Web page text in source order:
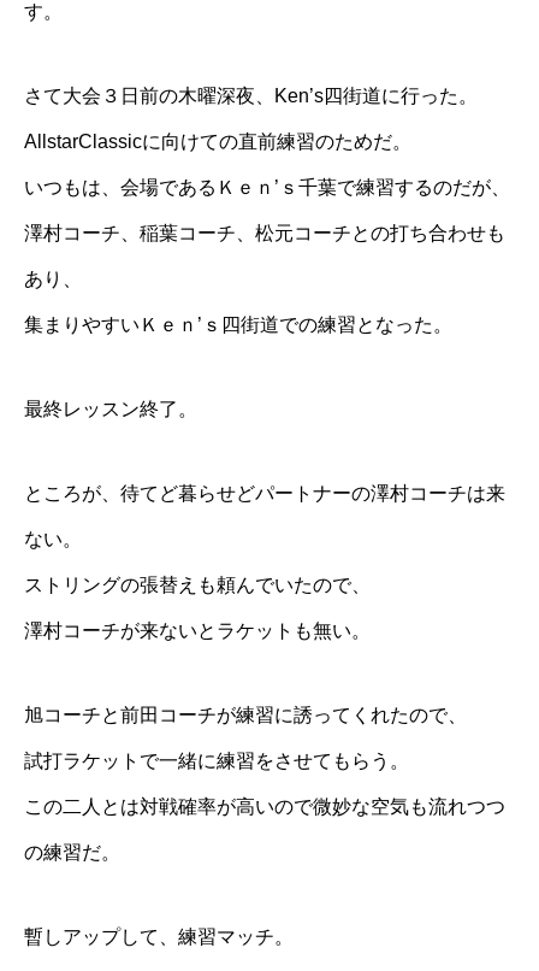
す。
さて大会３日前の木曜深夜、 Ken’s四街道に行った。
AllstarClassicに向けての直前練習のためだ。
いつもは、会場である Ｋｅｎ’ｓ千葉で練習するのだが、
澤村コーチ、稲葉コーチ、松元コーチとの打ち合わせも
あり、
集まりやすいＫｅｎ’ｓ四街道での練習となった。
最終レッスン終了。
ところが、待てど暮らせどパートナーの澤村コーチは来
ない。
ストリングの張替えも頼んでいたので、
澤村コーチが来ないとラケットも無い。
旭コーチと前田コーチが練習に誘ってくれたので、
試打ラケットで一緒に練習をさせてもらう。
この二人とは対戦確率が高いので微妙な空気も流れつつ
の練習だ。
暫しアップして、練習マッチ。